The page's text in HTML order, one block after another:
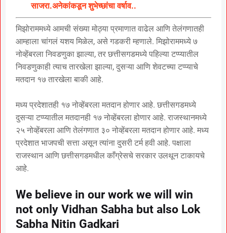
साजरा.अनेकांकडून शुभेच्छांचा वर्षाव..
मिझोराममध्ये आमची संख्या मोठ्या प्रमाणात वाढेल आणि तेलंगणातही
आम्हाला चांगलं यशय मिळेल, असे गडकरी म्हणाले. मिझोराममध्ये ७
नोव्हेंबरला निवडणुका झाल्या, तर छत्तीसगडमध्ये पहिल्या टप्प्यातील
निवडणुकाही त्याच तारखेला झाल्या, दुसऱ्या आणि शेवटच्या टप्प्याचे
मतदान १७ तारखेला बाकी आहे.
मध्य प्रदेशातही १७ नोव्हेंबरला मतदान होणार आहे. छत्तीसगडमध्ये
दुसऱ्या टप्प्यातील मतदानही १७ नोव्हेंबरला होणार आहे. राजस्थानमध्ये
२५ नोव्हेंबरला आणि तेलंगणात ३० नोव्हेंबरला मतदान होणार आहे. मध्य
प्रदेशात भाजपची सत्ता असून त्यांना दुसरी टर्म हवी आहे. पक्षाला
राजस्थान आणि छत्तीसगडमधील काँग्रेसचे सरकार उलथून टाकायचे
आहे.
We believe in our work we will win
not only Vidhan Sabha but also Lok
Sabha Nitin Gadkari